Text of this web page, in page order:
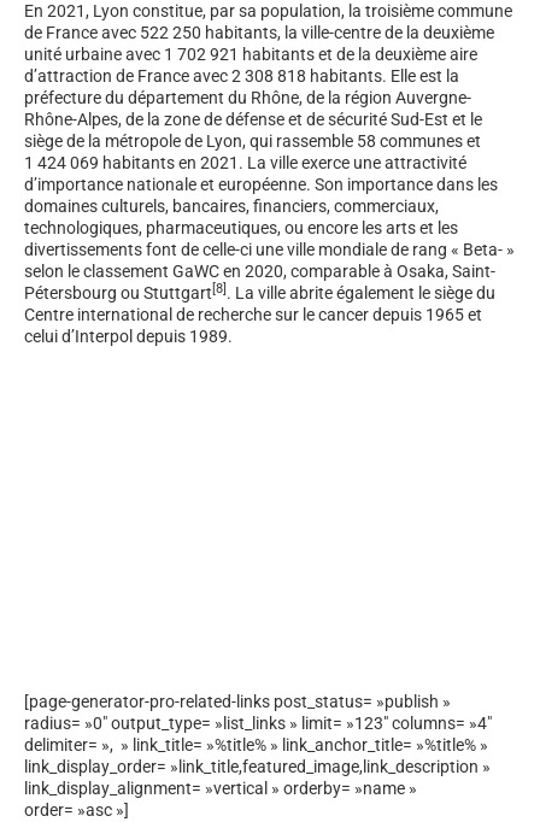
En 2021, Lyon constitue, par sa population, la troisième commune
de France avec 522 250 habitants, la ville-centre de la deuxième
unité urbaine avec 1 702 921 habitants et de la deuxième aire
d’attraction de France avec 2 308 818 habitants. Elle est la
préfecture du département du Rhône, de la région Auvergne-
Rhône-Alpes, de la zone de défense et de sécurité Sud-Est et le
siège de la métropole de Lyon, qui rassemble 58 communes et
1 424 069 habitants en 2021. La ville exerce une attractivité
d’importance nationale et européenne. Son importance dans les
domaines culturels, bancaires, financiers, commerciaux,
technologiques, pharmaceutiques, ou encore les arts et les
divertissements font de celle-ci une ville mondiale de rang « Beta- »
selon le classement GaWC en 2020, comparable à Osaka, Saint-
Pétersbourg ou Stuttgart[8] . La ville abrite également le siège du
Centre international de recherche sur le cancer depuis 1965 et
celui d’Interpol depuis 1989.
[page-generator-pro-related-links post_status= »publish »
radius= »0″ output_type= »list_links » limit= »123″ columns= »4″
delimiter= », » link_title= »%title% » link_anchor_title= »%title% »
link_display_order= »link_title,featured_image,link_description »
link_display_alignment= »vertical » orderby= »name »
order= »asc »]